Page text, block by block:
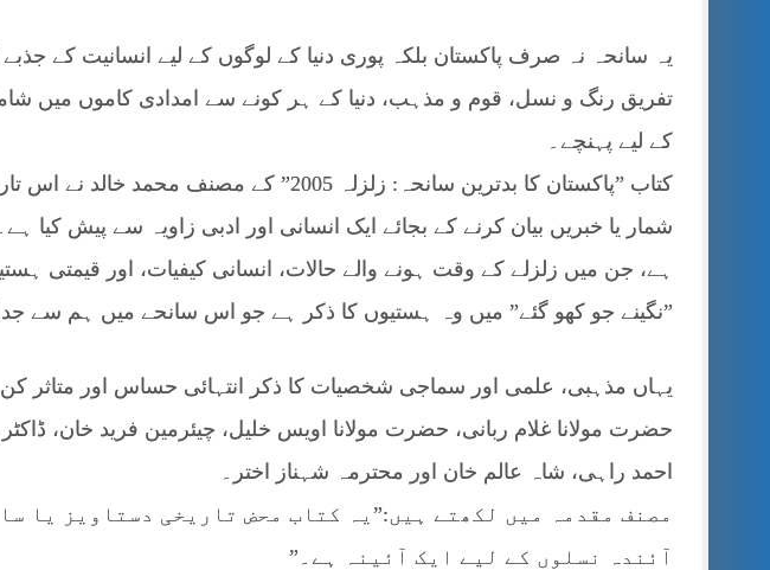
یہ سانحہ نہ صرف پاکستان بلکہ پوری دنیا کے لوگوں کے لیے انسانیت کے جذبے
تفریق رنگ و نسل، قوم و مذہب، دنیا کے ہر کونے سے امدادی کاموں میں
کے لیے پہنچے۔
کتاب ”پاکستان کا بدترین سانحہ: زلزلہ 2005” کے
شمار یا خبریں بیان کرنے کے بجائے ایک انسانی اور ادبی زاویہ سے پیش کیا
ہے، جن میں زلزلے کے وقت ہونے والے حالات، انسانی کیفیات، اور قیمتی
”نگینے جو کھو گئے” میں وہ ہستیوں کا ذکر ہے جو اس سانحے میں ہم سے
یہاں مذہبی، علمی اور سماجی شخصیات کا ذکر انتہائی حساس اور متاثر کن
حضرت مولانا غلام ربانی، حضرت مولانا اویس خلیل، چیئرمین فرید خان،
احمد راہی، شاہ عالم خان اور محترمہ شہناز اختر۔
مصنف مقدمہ میں لکھتے ہیں:”یہ کتاب محض تاریخی دستاویز یا
آئندہ نسلوں کے لیے ایک آئینہ ہے۔”